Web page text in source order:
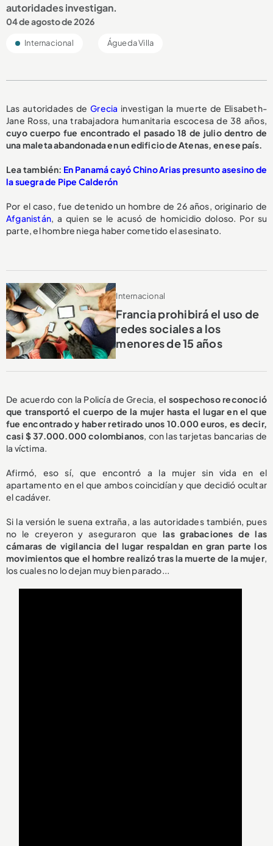
autoridades investigan.
04 de agosto de 2026
Internacional Águeda Villa
Las autoridades deGrecia investigan la muerte de Elisabeth-
Jane Ross, una trabajadora humanitaria escocesa de 38 años,
cuyo cuerpo fue encontrado el pasado 18 de julio dentro de
una maleta abandonada en un edificio de Atenas, en ese país.
Lea también: En Panamá cayó Chino Arias presunto asesino de
la suegra de Pipe Calderón
Por el caso, fue detenido un hombre de 26 años, originario de
Afganistán, a quien se le acusó de homicidio doloso. Por su
parte, el hombre niega haber cometido el asesinato.
Internacional
Francia prohibirá el uso de
redes sociales a los
menores de 15 años
De acuerdo con la Policía de Grecia, el sospechoso reconoció
que transportó el cuerpo de la mujer hasta el lugar en el que
fue encontrado y haber retirado unos 10.000 euros, es decir,
casi $ 37.000.000 colombianos, con las tarjetas bancarias de
la víctima.
Afirmó, eso sí, que encontró a la mujer sin vida en el
apartamento en el que ambos coincidían y que decidió ocultar
el cadáver.
Si la versión le suena extraña, a las autoridades también, pues
no le creyeron y aseguraron quelas grabaciones de las
cámaras de vigilancia del lugar respaldan en gran parte los
movimientos que el hombre realizó tras la muerte de la mujer,
los cuales no lo dejan muy bien parado...